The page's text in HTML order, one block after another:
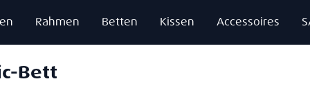
Rahmen Betten Kissen Accessoires
Bett